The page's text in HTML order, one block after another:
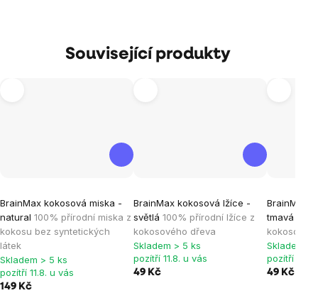
Související produkty
BrainMax kokosová miska -
natural 100% přírodní miska z
kokosu bez syntetických
látek
hodnocení
produktu
je
4,8
z
Skladem > 5 ks
pozítří 11.8. u vás
149 Kč
BrainMax kokosová lžíce -
světlá 100% přírodní lžíce z
kokosového dřeva
hodnocení
produktu
je
5,0
z
Skladem > 5 ks
pozítří 11.8. u vás
49 Kč
BrainMax
tmavá
Skladem >
pozítří 11.8.
49 Kč